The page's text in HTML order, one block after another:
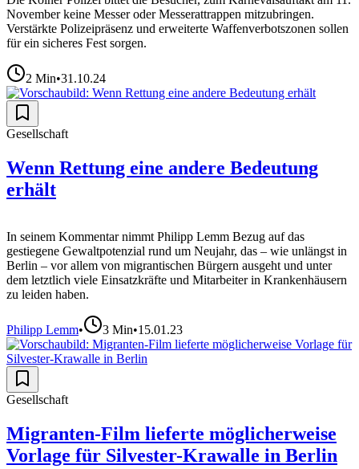
November keine Messer oder Messerattrappen mitzubringen.
Verstärkte Polizeipräsenz und erweiterte Waffenverbotszonen sollen
für ein sicheres Fest sorgen.
2 Min•31.10.24
Gesellschaft
Wenn Rettung eine andere Bedeutung
erhält
In seinem Kommentar nimmt Philipp Lemm Bezug auf das
gestiegene Gewaltpotenzial rund um Neujahr, das – wie unlängst in
Berlin – vor allem von migrantischen Bürgern ausgeht und unter
dem letztlich viele Einsatzkräfte und Mitarbeiter in Krankenhäusern
zu leiden haben.
Philipp Lemm• 3 Min•15.01.23
Gesellschaft
Migranten-Film lieferte möglicherweise
Vorlage für Silvester-Krawalle in Berlin